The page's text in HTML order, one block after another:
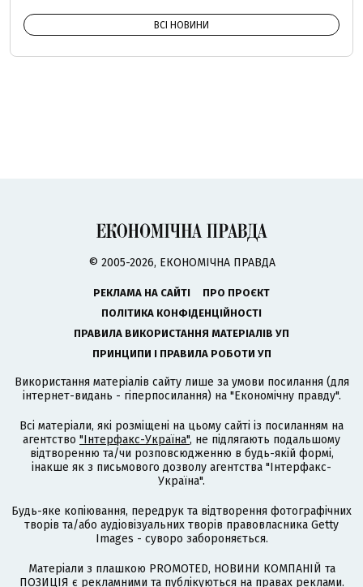
ВСІ НОВИНИ
© 2005-2026, ЕКОНОМІЧНА ПРАВДА
РЕКЛАМА НА САЙТІ
ПРО ПРОЄКТ
ПОЛІТИКА КОНФІДЕНЦІЙНОСТІ
ПРАВИЛА ВИКОРИСТАННЯ МАТЕРІАЛІВ УП
ПРИНЦИПИ І ПРАВИЛА РОБОТИ УП
Використання матеріалів сайту лише за умови посилання (для
інтернет-видань - гіперпосилання) на "Економічну правду".
Всі матеріали, які розміщені на цьому сайті із посиланням на
агентство "Інтерфакс-Україна", не підлягають подальшому
відтворенню та/чи розповсюдженню в будь-якій формі,
інакше як з письмового дозволу агентства "Інтерфакс-
Україна".
Будь-яке копіювання, передрук та відтворення фотографічних
творів та/або аудіовізуальних творів правовласника Getty
Images - суворо забороняється.
Матеріали з плашкою PROMOTED, НОВИНИ КОМПАНІЙ та
ПОЗИЦІЯ є рекламними та публікуються на правах реклами.